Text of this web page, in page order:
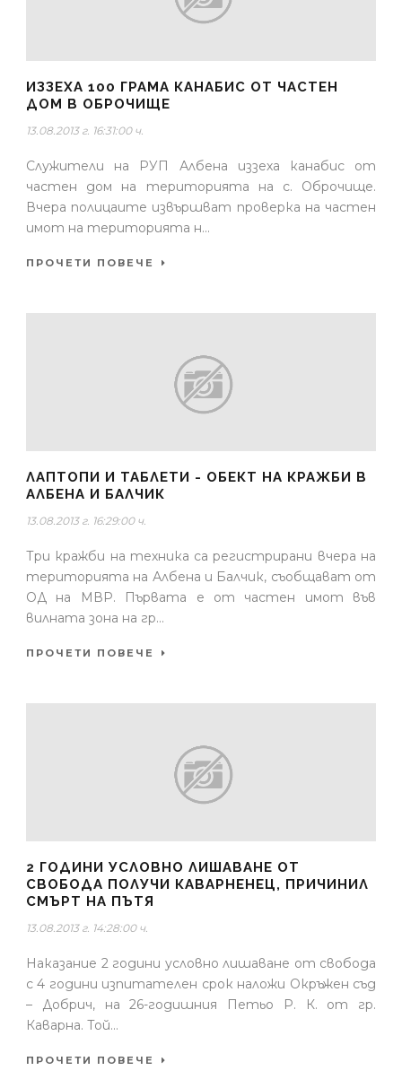
ИЗЗЕХА 100 ГРАМА КАНАБИС ОТ ЧАСТЕН
ДОМ В ОБРОЧИЩЕ
13.08.2013 г. 16:31:00 ч.
Служители на РУП Албена иззеха канабис от
частен дом на територията на с. Оброчище.
Вчера полицаите извършват проверка на частен
имот на територията н...
ПРОЧЕТИ ПОВЕЧЕ
ЛАПТОПИ И ТАБЛЕТИ - ОБЕКТ НА КРАЖБИ В
АЛБЕНА И БАЛЧИК
13.08.2013 г. 16:29:00 ч.
Три кражби на техника са регистрирани вчера на
територията на Албена и Балчик, съобщават от
ОД на МВР. Първата е от частен имот във
вилната зона на гр...
ПРОЧЕТИ ПОВЕЧЕ
2 ГОДИНИ УСЛОВНО ЛИШАВАНЕ ОТ
СВОБОДА ПОЛУЧИ КАВАРНЕНЕЦ, ПРИЧИНИЛ
СМЪРТ НА ПЪТЯ
13.08.2013 г. 14:28:00 ч.
Наказание 2 години условно лишаване от свобода
с 4 години изпитателен срок наложи Окръжен съд
– Добрич, на 26-годишния Петьо Р. К. от гр.
Каварна. Той...
ПРОЧЕТИ ПОВЕЧЕ